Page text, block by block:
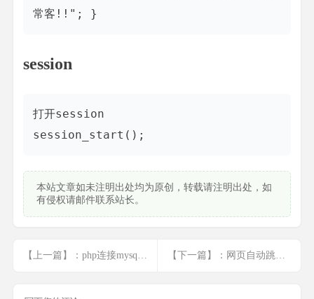
常客!!"; }
session
打开session
本站文章如未注明出处均为原创，转载请注明出处，如
有侵权请邮件联系站长。